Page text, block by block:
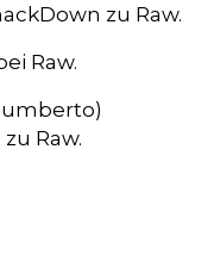
zu Raw.
Raw.
Raw.